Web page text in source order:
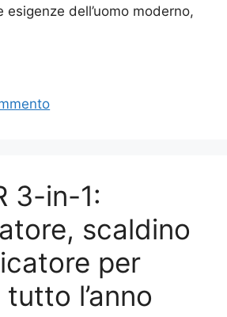
dell’uomo moderno,
3-in-1:
scaldino
per
l’anno